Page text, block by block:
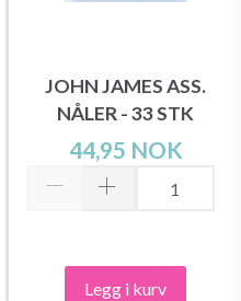
JOHN JAMES ASS.
NÅLER - 33 STK
44,95 NOK
Legg i kurv